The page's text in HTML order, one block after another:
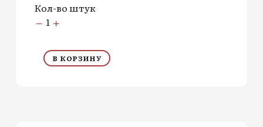
Кол-во штук
1
В КОРЗИНУ